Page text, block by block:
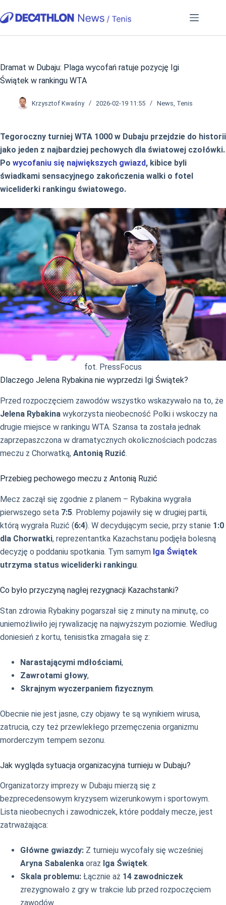
do
Dramat w Dubaju: Plaga wycofań ratuje pozycję Igi
Świątek w rankingu WTA
Krzysztof Kwaśny 2026-02-19 11:55 News Tenis
Tegoroczny turniej WTA 1000 w Dubaju przejdzie do historii
jako jeden z najbardziej pechowych dla światowej czołówki.
Po wycofaniu się największych gwiazd, kibice byli
świadkami sensacyjnego zakończenia walki o fotel
wiceliderki rankingu światowego.
fot. PressFocus
Dlaczego Jelena Rybakina nie wyprzedzi Igi Świątek?
Przed rozpoczęciem zawodów wszystko wskazywało na to, że
Jelena Rybakina wykorzysta nieobecność Polki i wskoczy na
drugie miejsce w rankingu WTA. Szansa ta została jednak
zaprzepaszczona w dramatycznych okolicznościach podczas
meczu z Chorwatką, Antonią Ruzić.
Przebieg pechowego meczu z Antonią Ruzić
Mecz zaczął się zgodnie z planem – Rybakina wygrała
pierwszego seta 7:5. Problemy pojawiły się w drugiej partii,
którą wygrała Ruzić (6:4). W decydującym secie, przy stanie 1:0
dla Chorwatki, reprezentantka Kazachstanu podjęła bolesną
decyzję o poddaniu spotkania. Tym samym Iga Świątek
utrzyma status wiceliderki rankingu.
Co było przyczyną nagłej rezygnacji Kazachstanki?
Stan zdrowia Rybakiny pogarszał się z minuty na minutę, co
uniemożliwiło jej rywalizację na najwyższym poziomie. Według
doniesień z kortu, tenisistka zmagała się z:
Narastającymi mdłościami,
Zawrotami głowy,
Skrajnym wyczerpaniem fizycznym.
Obecnie nie jest jasne, czy objawy te są wynikiem wirusa,
zatrucia, czy też przewlekłego przemęczenia organizmu
morderczym tempem sezonu.
Jak wygląda sytuacja organizacyjna turnieju w Dubaju?
Organizatorzy imprezy w Dubaju mierzą się z
bezprecedensowym kryzysem wizerunkowym i sportowym.
Lista nieobecnych i zawodniczek, które poddały mecze, jest
zatrważająca:
Główne gwiazdy: Z turnieju wycofały się wcześniej
Aryna Sabalenka oraz Iga Świątek.
Skala problemu: Łącznie aż 14 zawodniczek
zrezygnowało z gry w trakcie lub przed rozpoczęciem
zawodów.